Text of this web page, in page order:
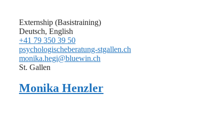
Externship (Basistraining)
Deutsch, English
+41 79 350 39 50
psychologischeberatung-stgallen.ch
monika.hegi@bluewin.ch
St. Gallen
Monika Henzler